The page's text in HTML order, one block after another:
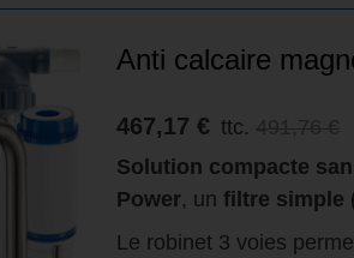
Anti calcaire
467,17 € ttc.
Solution compacte
Power, un filtre simple
Le robinet 3 voies